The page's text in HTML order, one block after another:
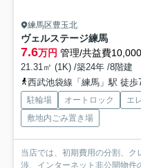
練馬区豊玉北
ヴェルステージ練馬
7.6万円 管理/共益費
21.31㎡ (1K) /築24年 /8階建
西武池袋線「練馬」駅 徒歩
駐輪場 オートロック エ
敷地内ごみ置き場
当店では、初期費用の分割、
渉、インターネット非公開物件